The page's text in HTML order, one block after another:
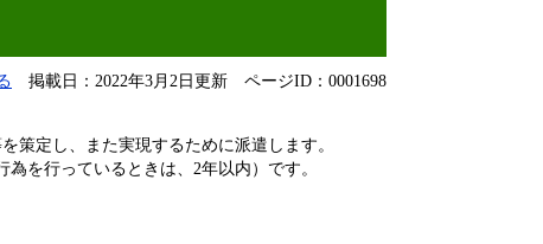
掲載日：2022年3月2日更新 ページID：0001698
策定し、また実現するために派遣します。
を行っているときは、2年以内）です。